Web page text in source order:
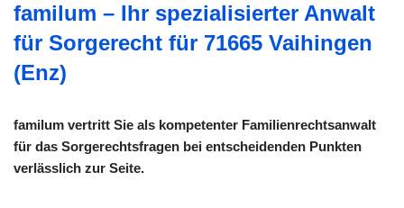
familum – Ihr spezialisierter Anwalt
für Sorgerecht für 71665 Vaihingen
(Enz)
familum vertritt Sie als kompetenter Familienrechtsanwalt
für das Sorgerechtsfragen bei entscheidenden Punkten
verlässlich zur Seite.